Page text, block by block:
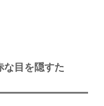
な目を隠すた